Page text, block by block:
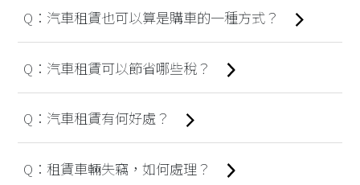
汽車租賃也可以算是購車的一種方式？
汽車租賃可以節省哪些稅？
汽車租賃有何好處？
租賃車輛失竊，如何處理？